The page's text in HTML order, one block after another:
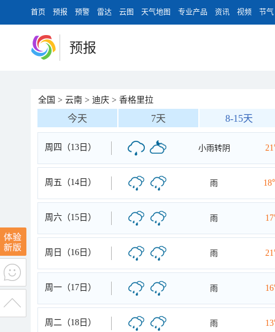
首页 预报 预警 雷达 云图 天气地图 专业产品 资讯 视频 节气
预报
全国 > 云南 > 迪庆 > 香格里拉
今天 7天 8-15天
周四（13日） 小雨转阴
周五（14日） 雨
周六（15日） 雨
周日（16日） 雨
周一（17日） 雨
周二（18日） 雨